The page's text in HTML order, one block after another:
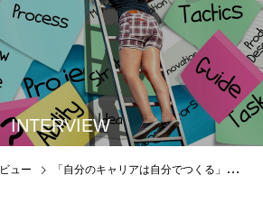
INTERVIEW
ュー 「自分のキャリアは自分でつくる」休職期間中に身につけたキャリア観